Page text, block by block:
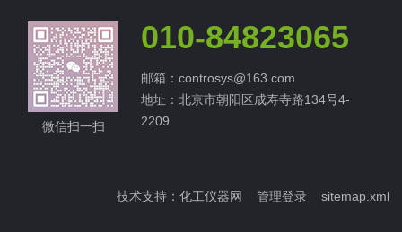
微信扫一扫
010-84823065
邮箱：controsys@163.com
地址：北京市朝阳区成寿寺路134号4-
2209
技术支持： 化工仪器网 管理登录 sitemap.xml